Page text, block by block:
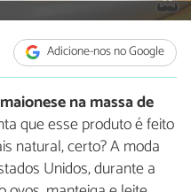
Adicione-nos no Google
maionese na massa de
que esse produto é feito
natural, certo? A moda
Unidos, durante a